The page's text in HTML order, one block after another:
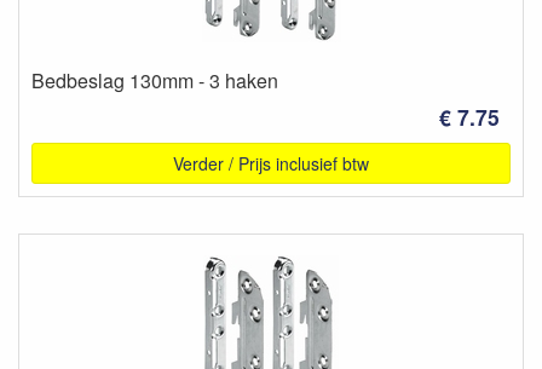
Bedbeslag 130mm - 3 haken
€ 7.75
Verder / Prijs inclusief btw